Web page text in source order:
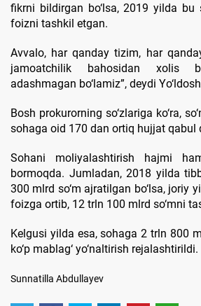
fikrni bildirgan bo‘lsa, 2019 yilda bu
foizni tashkil etgan.
Avvalo, har qanday tizim, har
jamoatchilik bahosidan xolis
adashmagan bo‘lamiz”, deydi
Bosh prokurorning so‘zlariga ko‘ra,
sohaga oid 170 dan ortiq hujjat qabul
Sohani moliyalashtirish hajmi
bormoqda. Jumladan, 2018 yilda
300 mlrd so‘m ajratilgan bo‘lsa, joriy
foizga ortib, 12 trln 100 mlrd so‘mni
Kelgusi yilda esa, sohaga 2 trln 800
ko‘p mablag‘ yo‘naltirish rejalashtirildi.
Sunnatilla Abdullayev